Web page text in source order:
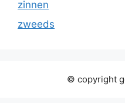
zinnen
zweeds
© copyright